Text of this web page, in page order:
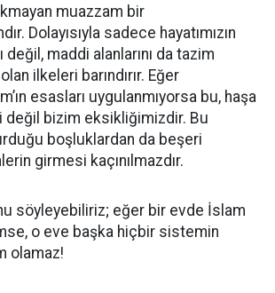
muazzam bir
Dolayısıyla sadece hayatımızın
değil, maddi alanlarını da tazim
ilkeleri barındırır. Eğer
esasları uygulanmıyorsa bu, haşa
değil bizim eksikliğimizdir. Bu
boşluklardan da beşeri
girmesi kaçınılmazdır.
söyleyebiliriz; eğer bir evde İslam
o eve başka hiçbir sistemin
olamaz!